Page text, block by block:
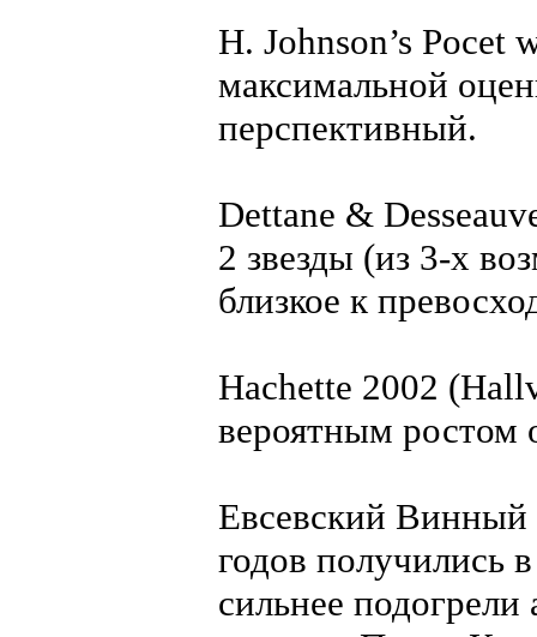
H. Johnson’s Pocet
максимальной
перспективный.
Dettane &
2 звезды (из 3-х
близкое к
Hachette 2002
вероятным ростом
Евсевский Винный
годов получились
сильнее